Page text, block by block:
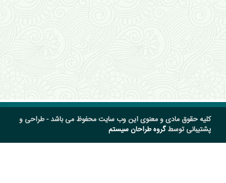
کلیه حقوق مادی و معنوی این وب سایت محفوظ می باشد - طراحی و
پشتیبانی توسطگروه طراحان سیستم